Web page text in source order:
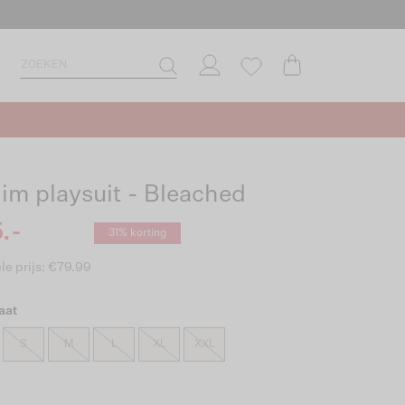
playsuit - Bleached
31% korting
prijs: €79.99
M XL XXL